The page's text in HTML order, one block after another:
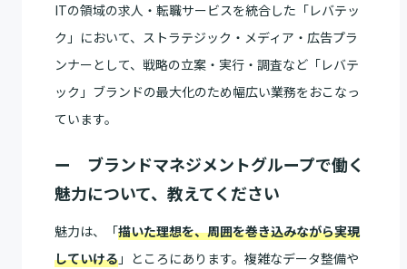
ITの領域の求人・転職サービスを統合した「レバテッ
ク」において、ストラテジック・メディア・広告プラ
ンナーとして、戦略の立案・実行・調査など「レバテ
ック」ブランドの最大化のため幅広い業務をおこなっ
ています。
ー ブランドマネジメントグループで働く
魅力について、教えてください
魅力は、「描いた理想を、周囲を巻き込みながら実現
していける 」ところにあります。複雑なデータ整備や